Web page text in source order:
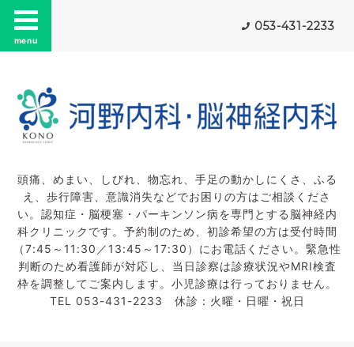
menu
053-431-2233
頭痛、めまい、しびれ、物忘れ、手足の動かしにくさ、ふる
え、歩行障害、意識消失などでお困りの方はご相談くださ
い。認知症・脳梗塞・パーキンソン病を専門とする脳神経内
科クリニックです。予約制のため、初診希望の方は受付時間
（7:45～11:30／13:45～17:30）にお電話ください。緊急性
判断のため看護師が対応し、当日診察は診療状況やMRI検査
枠を調整してご案内します。小児診療は行っておりません。
TEL 053-431-2233 休診：火曜・日曜・祝日